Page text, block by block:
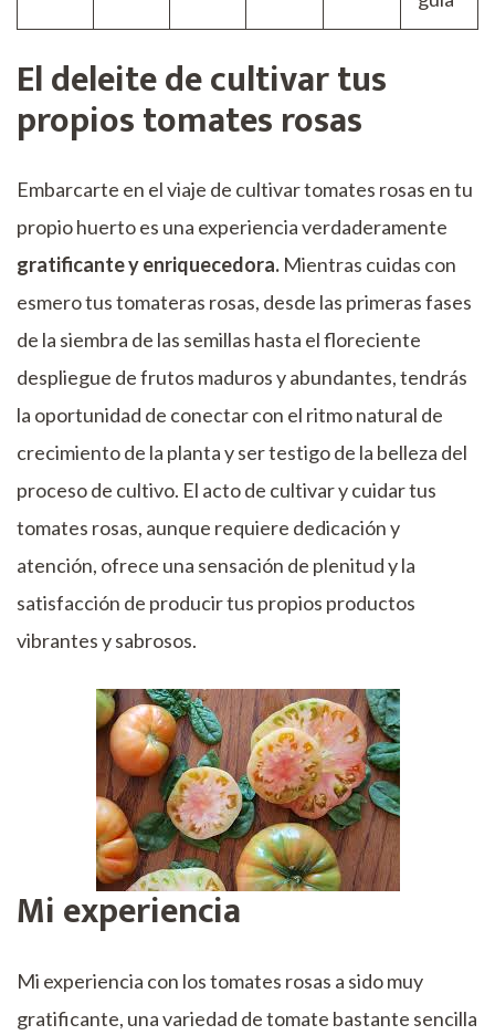
El deleite de cultivar tus
propios tomates rosas
Embarcarte en el viaje de cultivar tomates rosas en tu
propio huerto es una experiencia verdaderamente
gratificante y enriquecedora. Mientras cuidas con
esmero tus tomateras rosas, desde las primeras fases
de la siembra de las semillas hasta el floreciente
despliegue de frutos maduros y abundantes, tendrás
la oportunidad de conectar con el ritmo natural de
crecimiento de la planta y ser testigo de la belleza del
proceso de cultivo. El acto de cultivar y cuidar tus
tomates rosas, aunque requiere dedicación y
atención, ofrece una sensación de plenitud y la
satisfacción de producir tus propios productos
vibrantes y sabrosos.
Mi experiencia
Mi experiencia con los tomates rosas a sido muy
gratificante, una variedad de tomate bastante sencilla